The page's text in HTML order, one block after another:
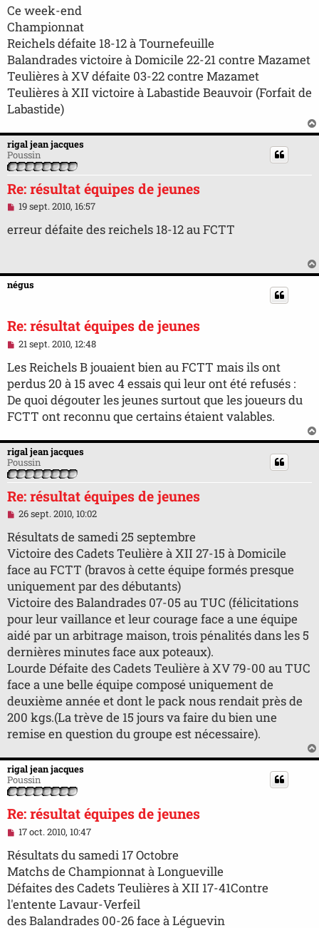
s
s
a
g
e
n
o
n
l
u
Ce week-end
Championnat
Reichels défaite 18-12 à Tournefeuille
Balandrades victoire à Domicile 22-21 contre Mazamet
Teulières à XV défaite 03-22 contre Mazamet
Teulières à XII victoire à Labastide Beauvoir (Forfait de
Labastide)
rigal jean jacques
Poussin
Re: résultat équipes de jeunes
M
s
s
n
o
u
19 sept. 2010, 16:57
erreur défaite des reichels 18-12 au FCTT
négus
Re: résultat équipes de jeunes
M
s
s
a
g
e
n
n
l
u
21 sept. 2010, 12:48
Les Reichels B jouaient bien au FCTT mais ils ont
perdus 20 à 15 avec 4 essais qui leur ont été refusés :
De quoi dégouter les jeunes surtout que les joueurs du
FCTT ont reconnu que certains étaient valables.
rigal jean jacques
Poussin
Re: résultat équipes de jeunes
M
s
s
a
g
e
n
o
n
l
u
26 sept. 2010, 10:02
Résultats de samedi 25 septembre
Victoire des Cadets Teulière à XII 27-15 à Domicile
face au FCTT (bravos à cette équipe formés presque
uniquement par des débutants)
Victoire des Balandrades 07-05 au TUC (félicitations
pour leur vaillance et leur courage face a une équipe
aidé par un arbitrage maison, trois pénalités dans les 5
dernières minutes face aux poteaux).
Lourde Défaite des Cadets Teulière à XV 79-00 au TUC
face a une belle équipe composé uniquement de
deuxième année et dont le pack nous rendait près de
200 kgs.(La trève de 15 jours va faire du bien une
remise en question du groupe est nécessaire).
rigal jean jacques
Poussin
Re: résultat équipes de jeunes
M
s
s
a
g
e
n
o
17 oct. 2010, 10:47
Résultats du samedi 17 Octobre
Matchs de Championnat à Longueville
Défaites des Cadets Teulières à XII 17-41Contre
l'entente Lavaur-Verfeil
des Balandrades 00-26 face à Léguevin